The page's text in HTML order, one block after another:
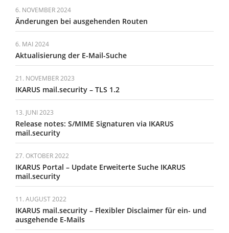
6. NOVEMBER 2024
Änderungen bei ausgehenden Routen
6. MAI 2024
Aktualisierung der E-Mail-Suche
21. NOVEMBER 2023
IKARUS mail.security – TLS 1.2
13. JUNI 2023
Release notes: S/MIME Signaturen via IKARUS
mail.security
27. OKTOBER 2022
IKARUS Portal – Update Erweiterte Suche IKARUS
mail.security
11. AUGUST 2022
IKARUS mail.security – Flexibler Disclaimer für ein- und
ausgehende E-Mails